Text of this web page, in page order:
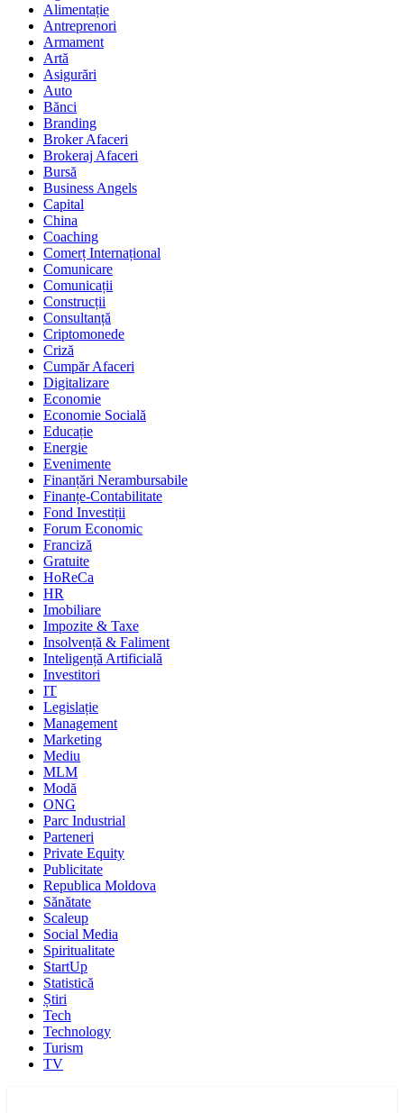
Alimentație
Antreprenori
Armament
Artă
Asigurări
Auto
Bănci
Branding
Broker Afaceri
Brokeraj Afaceri
Bursă
Business Angels
Capital
China
Coaching
Comerț Internațional
Comunicare
Comunicații
Construcții
Consultanță
Criptomonede
Criză
Cumpăr Afaceri
Digitalizare
Economie
Economie Socială
Educație
Energie
Evenimente
Finanțări Nerambursabile
Finanțe-Contabilitate
Fond Investiții
Forum Economic
Franciză
Gratuite
HoReCa
HR
Imobiliare
Impozite & Taxe
Insolvență & Faliment
Inteligență Artificială
Investitori
IT
Legislație
Management
Marketing
Mediu
MLM
Modă
ONG
Parc Industrial
Parteneri
Private Equity
Publicitate
Republica Moldova
Sănătate
Scaleup
Social Media
Spiritualitate
StartUp
Statistică
Știri
Tech
Technology
Turism
TV